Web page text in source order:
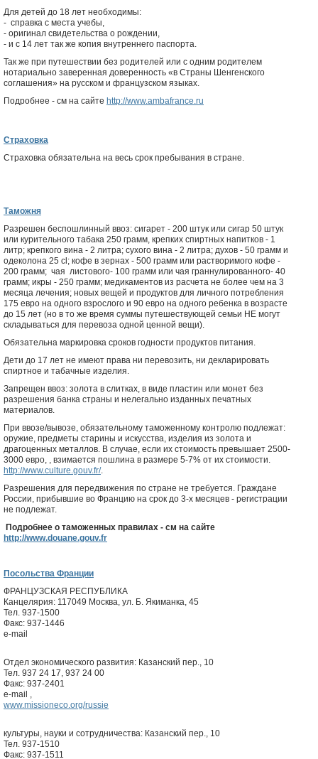
Для детей до 18 лет необходимы:
- справка с места учебы,
- оригинал свидетельства о рождении,
- и с 14 лет так же копия внутреннего паспорта.
Так же при путешествии без родителей или с одним родителем
нотариально заверенная доверенность «в Страны Шенгенского
соглашения» на русском и французском языках.
Подробнее - см на сайте http://www.ambafrance.ru
Страховка
Страховка обязательна на весь срок пребывания в стране.
Таможня
Разрешен беспошлинный ввоз: сигарет - 200 штук или сигар 50 штук
или курительного табака 250 грамм, крепких спиртных напитков - 1
литр; крепкого вина - 2 литра; сухого вина - 2 литра; духов - 50 грамм и
одеколона 25 cl; кофе в зернах - 500 грамм или растворимого кофе -
200 грамм; чая листового- 100 грамм или чая граннулированного- 40
грамм; икры - 250 грамм; медикаментов из расчета не более чем на 3
месяца лечения; новых вещей и продуктов для личного потребления
175 евро на одного взрослого и 90 евро на одного ребенка в возрасте
до 15 лет (но в то же время суммы путешествующей семьи НЕ могут
складываться для перевоза одной ценной вещи).
Обязательна маркировка сроков годности продуктов питания.
Дети до 17 лет не имеют права ни перевозить, ни декларировать
спиртное и табачные изделия.
Запрещен ввоз: золота в слитках, в виде пластин или монет без
разрешения банка страны и нелегально изданных печатных
материалов.
При ввозе/вывозе, обязательному таможенному контролю подлежат:
оружие, предметы старины и искусства, изделия из золота и
драгоценных металлов. В случае, если их стоимость превышает 2500-
3000 евро, , взимается пошлина в размере 5-7% от их стоимости.
http://www.culture.gouv.fr/.
Разрешения для передвижения по стране не требуется. Граждане
России, прибывшие во Францию на срок до 3-х месяцев - регистрации
не подлежат.
Подробнее о таможенных правилах - см на сайте
http://www.douane.gouv.fr
Посольства Франции
ФРАНЦУЗСКАЯ РЕСПУБЛИКА
Канцелярия: 117049 Москва, ул. Б. Якиманка, 45
Тел. 937-1500
Факс: 937-1446
e-mail
Отдел экономического развития: Казанский пер., 10
Тел. 937 24 17, 937 24 00
Факс: 937-2401
e-mail ,
www.missioneco.org/russie
культуры, науки и сотрудничества: Казанский пер., 10
Тел. 937-1510
Факс: 937-1511